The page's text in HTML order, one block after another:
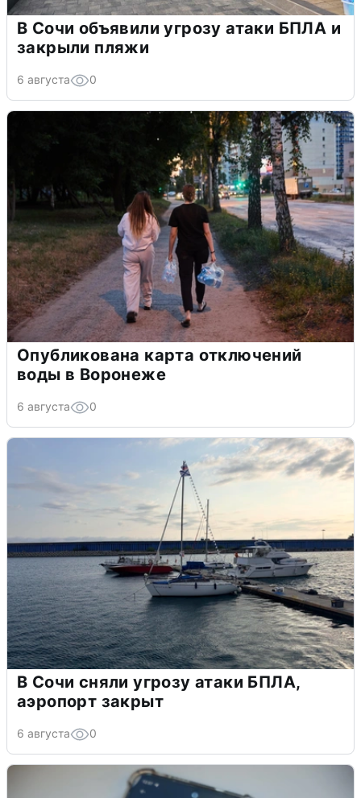
В Сочи объявили угрозу атаки БПЛА и
закрыли пляжи
6 августа 0
Опубликована карта отключений
воды в Воронеже
6 августа 0
В Сочи сняли угрозу атаки БПЛА,
аэропорт закрыт
6 августа 0